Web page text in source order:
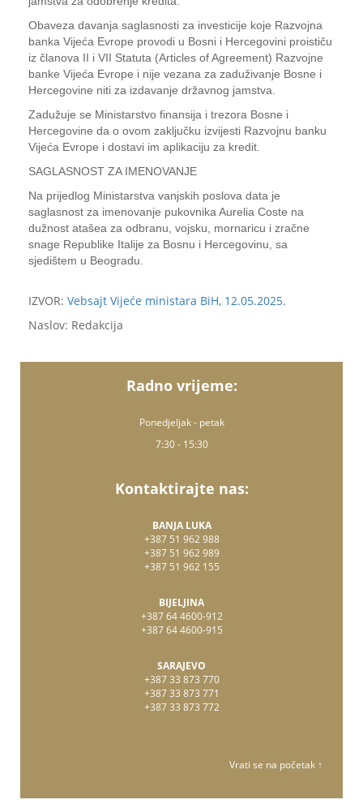
Obaveza davanja saglasnosti za investicije koje Razvojna
banka Vijeća Evrope provodi u Bosni i Hercegovini proističu
iz članova II i VII Statuta (Articles of Agreement) Razvojne
banke Vijeća Evrope i nije vezana za zaduživanje Bosne i
Hercegovine niti za izdavanje državnog jamstva.
Zadužuje se Ministarstvo finansija i trezora Bosne i
Hercegovine da o ovom zaključku izvijesti Razvojnu banku
Vijeća Evrope i dostavi im aplikaciju za kredit.
SAGLASNOST ZA IMENOVANJE
Na prijedlog Ministarstva vanjskih poslova data je
saglasnost za imenovanje pukovnika Aurelia Coste na
dužnost atašea za odbranu, vojsku, mornaricu i zračne
snage Republike Italije za Bosnu i Hercegovinu, sa
sjedištem u Beogradu.
IZVOR: Vebsajt Vijeće ministara BiH, 12.05.2025.
Naslov: Redakcija
Radno vrijeme:
Ponedjeljak - petak
7:30 - 15:30
Kontaktirajte nas:
BANJA LUKA
+387 51 962 988
+387 51 962 989
+387 51 962 155
BIJELJINA
+387 64 4600-912
+387 64 4600-915
SARAJEVO
+387 33 873 770
+387 33 873 771
+387 33 873 772
Vrati se na početak ↑